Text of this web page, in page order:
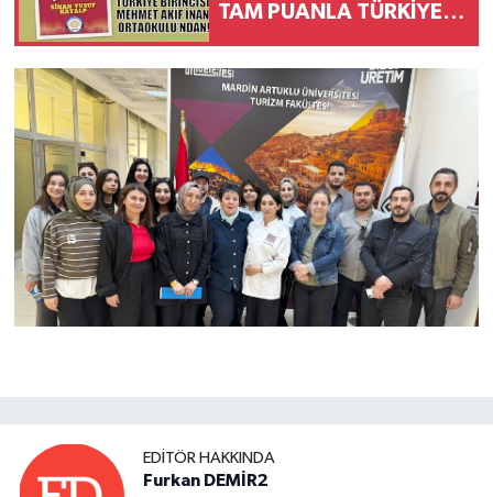
TAM PUANLA TÜRKİYE
İNAN
ORTAOKULU’NDAN!
EDITÖR HAKKINDA
Furkan DEMİR2